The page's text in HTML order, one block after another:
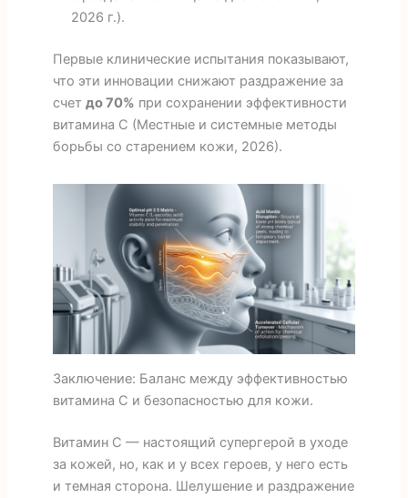
2026 г.).
Первые клинические испытания показывают,
что эти инновации снижают раздражение за
счет до 70% при сохранении эффективности
витамина С (Местные и системные методы
борьбы со старением кожи, 2026).
Заключение: Баланс между эффективностью
витамина С и безопасностью для кожи.
Витамин С — настоящий супергерой в уходе
за кожей, но, как и у всех героев, у него есть
и темная сторона. Шелушение и раздражение